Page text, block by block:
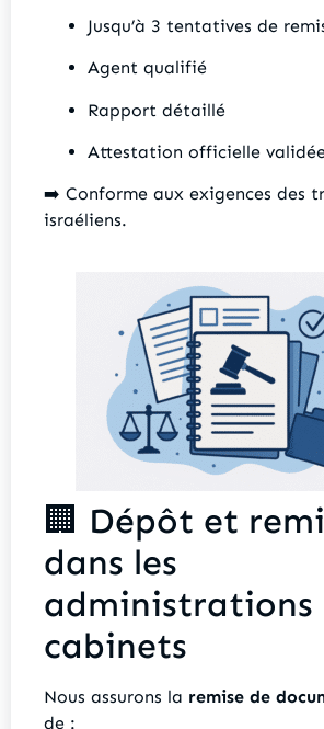
Jusqu’à 3 tentatives de
Agent qualifié
Rapport détaillé
Attestation officielle
➡️ Conforme aux exigences des
israéliens.
🏢 Dépôt et
dans les
administrations
cabinets
Nous assurons la remise de
de :